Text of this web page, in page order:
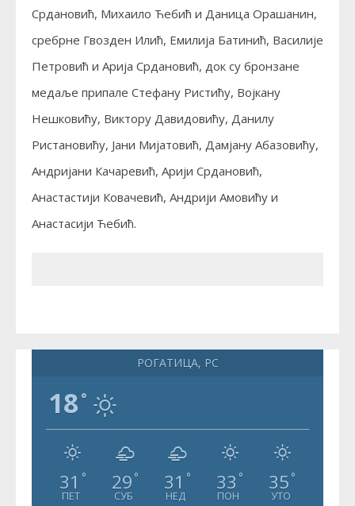
Срдановић, Михаило Ћебић и Даница Орашанин,
сребрне Гвозден Илић, Емилија Батинић, Василије
Петровић и Арија Срдановић, док су бронзане
медаље припале Стефану Ристићу, Војкану
Нешковићу, Виктору Давидовићу, Данилу
Ристановићу, Јани Мијатовић, Дамјану Абазовићу,
Андријани Качаревић, Арији Срдановић,
Анастастији Ковачевић, Андрији Амовићу и
Анастасији Ћебић.
РОГАТИЦА, РС
18 °
31 °
ПЕТ
29 °
СУБ
31 °
НЕД
33 °
ПОН
35 °
УТО